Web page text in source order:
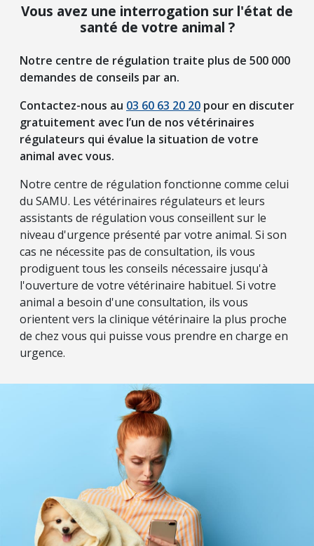
Vous avez une interrogation sur l'état de
santé de votre animal ?
Notre centre de régulation traite plus de 500 000
demandes de conseils par an.
Contactez-nous au 03 60 63 20 20 pour en discuter
gratuitement avec l’un de nos vétérinaires
régulateurs qui évalue la situation de votre
animal avec vous.
Notre centre de régulation fonctionne comme celui
du SAMU. Les vétérinaires régulateurs et leurs
assistants de régulation vous conseillent sur le
niveau d'urgence présenté par votre animal. Si son
cas ne nécessite pas de consultation, ils vous
prodiguent tous les conseils nécessaire jusqu'à
l'ouverture de votre vétérinaire habituel. Si votre
animal a besoin d'une consultation, ils vous
orientent vers la clinique vétérinaire la plus proche
de chez vous qui puisse vous prendre en charge en
urgence.